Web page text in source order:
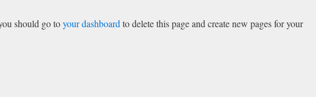
should go toyour dashboardto delete this page and create new pages for your